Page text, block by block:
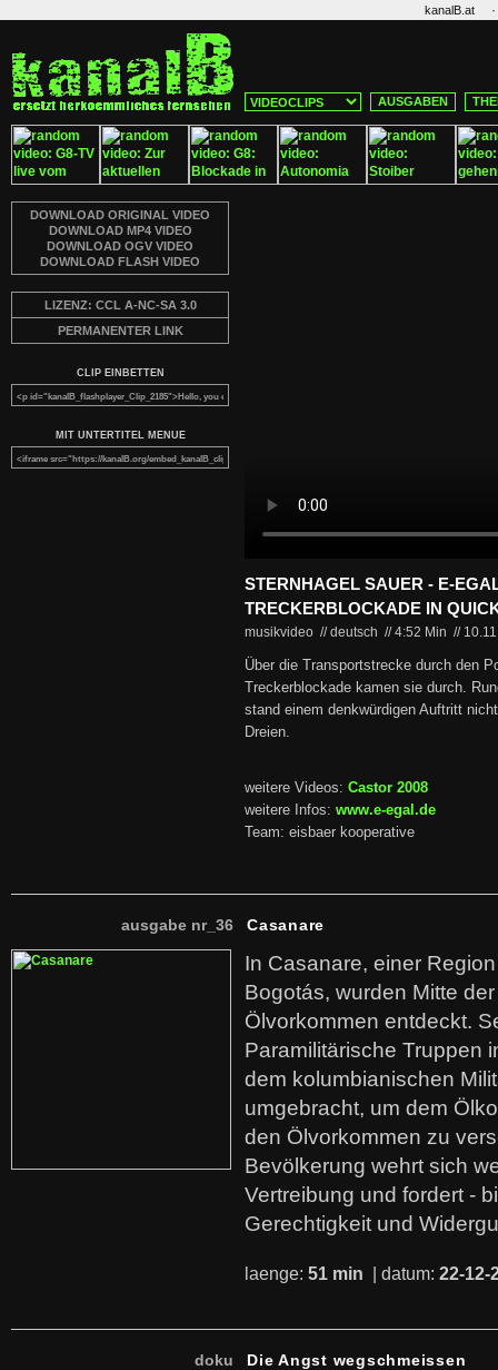
kanalB.at ·
AUSGABEN
DOWNLOAD ORIGINAL VIDEO
DOWNLOAD MP4 VIDEO
DOWNLOAD OGV VIDEO
DOWNLOAD FLASH VIDEO
LIZENZ: CCL A-NC-SA 3.0
PERMANENTER LINK
CLIP EINBETTEN
MIT UNTERTITEL MENUE
STERNHAGEL SAUER - E-
TRECKERBLOCKADE IN
musikvideo // deutsch //4:52 Min //
Über die Transportstrecke durch den
Treckerblockade kamen sie durch.
stand einem denkwürdigen Auftritt
Dreien.
weitere Videos: Castor 2008
weitere Infos: www.e-egal.de
Team: eisbaer kooperative
ausgabe nr_36 Casanare
In Casanare, einer
Bogotás, wurden Mitte
Ölvorkommen entdeckt.
Paramilitärische Truppen
dem kolumbianischen
umgebracht, um dem
den Ölvorkommen zu
Bevölkerung wehrt sich
Vertreibung und fordert -
Gerechtigkeit und
laenge: 51 min | datum: 22-12-
doku Die Angst wegschmeissen